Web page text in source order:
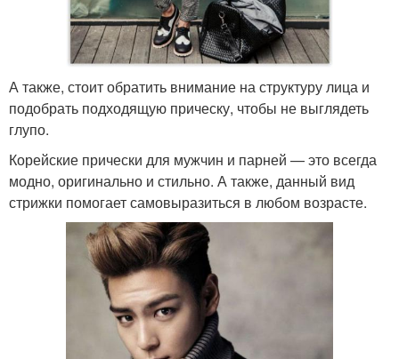
А также, стоит обратить внимание на структуру лица и
подобрать подходящую прическу, чтобы не выглядеть
глупо.
Корейские прически для мужчин и парней — это всегда
модно, оригинально и стильно. А также, данный вид
стрижки помогает самовыразиться в любом возрасте.